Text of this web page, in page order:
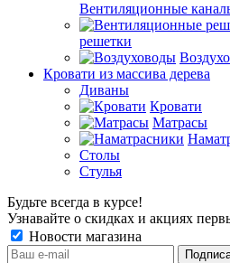
Вентиляционные
решетки
Кровати из массива дерева
Диваны
Кровати
Матрасы
Столы
Стулья
Будьте всегда в курсе!
Узнавайте о скидках и акциях
Новости магазина